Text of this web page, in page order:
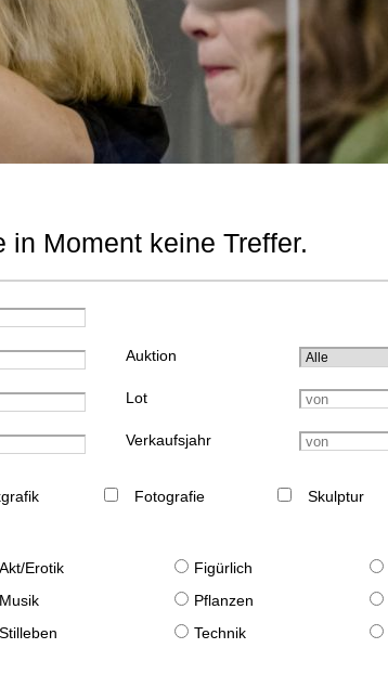
in Moment keine Treffer.
Auktion
Lot
Verkaufsjahr
Fotografie Skulptur
Akt/Erotik Figürlich
Musik Pflanzen
Stilleben Technik